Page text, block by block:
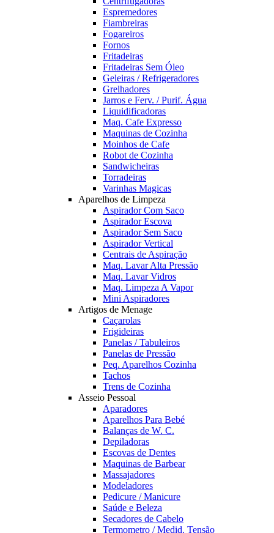
Espremedores
Fiambreiras
Fogareiros
Fornos
Fritadeiras
Fritadeiras Sem Óleo
Geleiras / Refrigeradores
Grelhadores
Jarros e Ferv. / Purif. Água
Liquidificadoras
Maq. Cafe Expresso
Maquinas de Cozinha
Moinhos de Cafe
Robot de Cozinha
Sandwicheiras
Torradeiras
Varinhas Magicas
Aparelhos de Limpeza
Aspirador Com Saco
Aspirador Escova
Aspirador Sem Saco
Aspirador Vertical
Centrais de Aspiração
Maq. Lavar Alta Pressão
Maq. Lavar Vidros
Maq. Limpeza A Vapor
Mini Aspiradores
Artigos de Menage
Caçarolas
Frigideiras
Panelas / Tabuleiros
Panelas de Pressão
Peq. Aparelhos Cozinha
Tachos
Trens de Cozinha
Asseio Pessoal
Aparadores
Aparelhos Para Bebé
Balanças de W. C.
Depiladoras
Escovas de Dentes
Maquinas de Barbear
Massajadores
Modeladores
Pedicure / Manicure
Saúde e Beleza
Secadores de Cabelo
Termometro / Medid. Tensão